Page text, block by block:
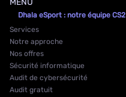
MENU
Dhala eSport : notre équipe CS2
Services
Notre approche
Nos offres
Sécurité informatique
Audit de cybersécurité
Audit gratuit